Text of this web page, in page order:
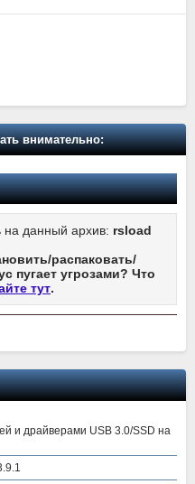
внимательно:
на данный архив: rsload
распаковать/
пугает угрозами? Что
тут.
и драйверами USB 3.0/SSD на